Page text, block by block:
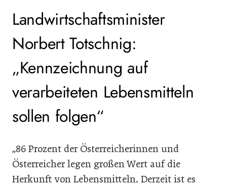
Landwirtschaftsminister
Norbert Totschnig:
„Kennzeichnung auf
verarbeiteten Lebensmitteln
sollen folgen“
„86 Prozent der Österreicherinnen und
Österreicher legen großen Wert auf die
Herkunft von Lebensmitteln. Derzeit ist es